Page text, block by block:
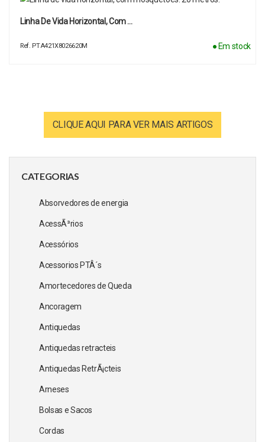
CATEGORIAS
Absorvedores de energia
AcessÃ³rios
Acessórios
Acessorios PTÂ´s
Amortecedores de Queda
Ancoragem
Antiquedas
Antiquedas retracteis
Antiquedas RetrÃ¡cteis
Arneses
Bolsas e Sacos
Cordas
Linha De Vida Horizontal, Com …
Ref. PTA421X8026620M ● Em stock
CLIQUE AQUI PARA VER MAIS ARTIGOS